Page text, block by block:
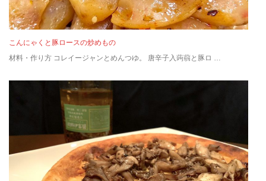
こんにゃくと豚ロースの炒めもの
材料・作り方 コレイージャンとめんつゆ。 唐辛子入蒟蒻と豚ロ …